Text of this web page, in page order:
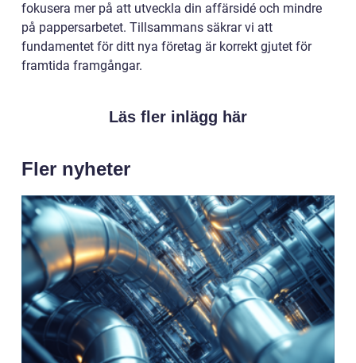
fokusera mer på att utveckla din affärsidé och mindre
på pappersarbetet. Tillsammans säkrar vi att
fundamentet för ditt nya företag är korrekt gjutet för
framtida framgångar.
Läs fler inlägg här
Fler nyheter